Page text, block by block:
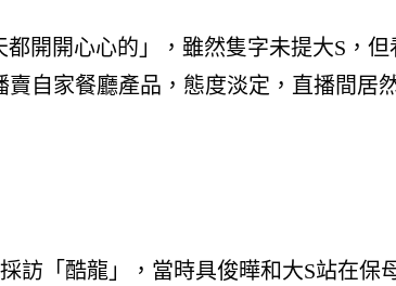
開開心心的」，雖然隻字未提大S，但
自家餐廳產品，態度淡定，直播間居
訪「酷龍」，當時具俊曄和大S站在保